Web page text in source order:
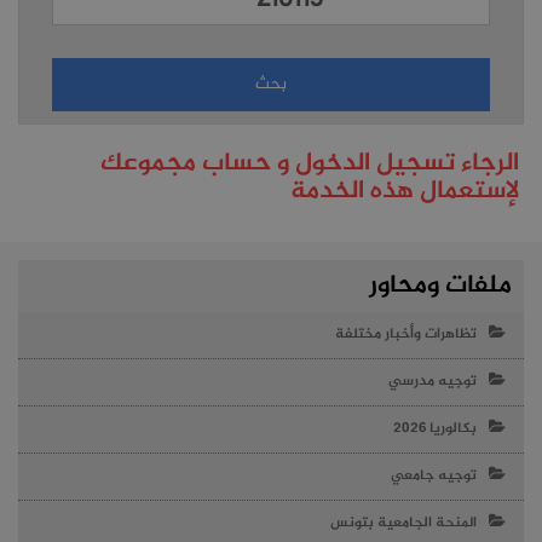
الرجاء تسجيل الدخول و حساب مجموعك
لإستعمال هذه الخدمة
ملفات ومحاور
تظاهرات وأخبار مختلفة
توجيه مدرسي
بكالوريا 2026
توجيه جامعي
المنحة الجامعية بتونس